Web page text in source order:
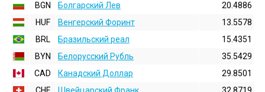
BGN
Болгарский Лев
20.4886
HUF
Венгерский Форинт
13.5578
BRL
Бразильский реал
15.4351
BYN
Белорусский Рубль
35.5429
CAD
Канадский Доллар
29.8501